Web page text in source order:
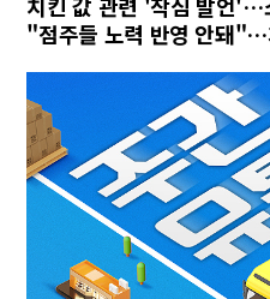
"점주들 노력 반영 안돼"…